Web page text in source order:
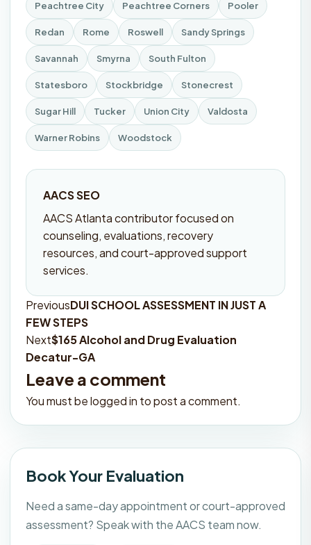
Peachtree City Peachtree Corners Pooler
Redan Rome Roswell Sandy Springs
Savannah Smyrna South Fulton
Statesboro Stockbridge Stonecrest
Sugar Hill Tucker Union City Valdosta
Warner Robins Woodstock
AACS SEO
AACS Atlanta contributor focused on
counseling, evaluations, recovery
resources, and court-approved support
services.
Post
navigation
PreviousDUI SCHOOL ASSESSMENT IN JUST A
FEW STEPS
Next$165 Alcohol and Drug Evaluation
Decatur-GA
Leave a comment
You must belogged in to post a comment.
Book Your Evaluation
Need a same-day appointment or court-approved
assessment? Speak with the AACS team now.